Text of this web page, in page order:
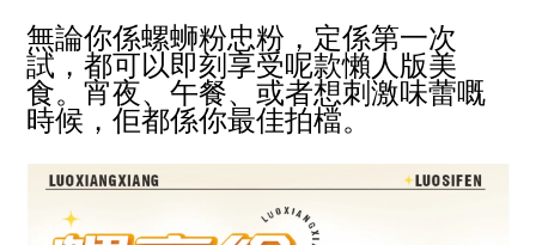
無論你係螺蛳粉忠粉，定係第一次
試，都可以即刻享受呢款懶人版美
食。宵夜、午餐、或者想刺激味蕾嘅
時候，佢都係你最佳拍檔。